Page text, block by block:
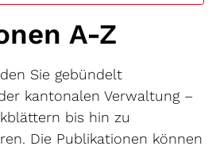
A-Z
Sie gebündelt
kantonalen Verwaltung –
bis hin zu
Die Publikationen können